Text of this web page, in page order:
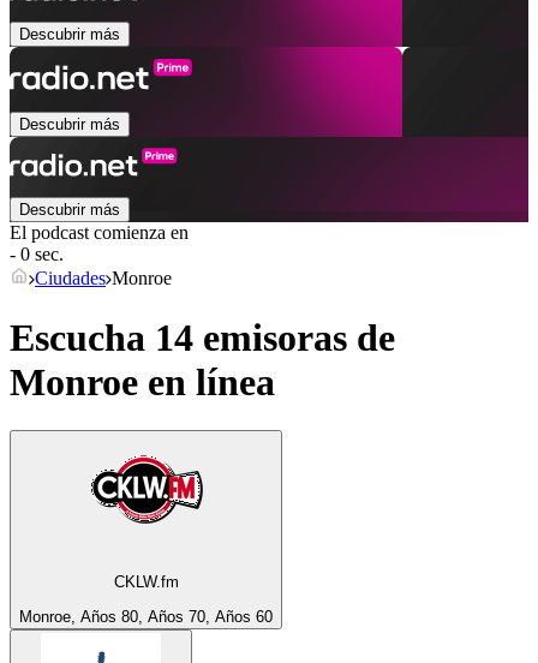
Descubrir más
Descubrir más
Descubrir más
El podcast comienza en
- 0 sec.
Ciudades Monroe
Escucha 14 emisoras de
Monroe en línea
CKLW.fm
Monroe, Años 80, Años 70, Años 60